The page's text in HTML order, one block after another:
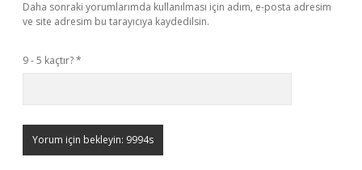
Daha sonraki yorumlarımda kullanılması için adım, e-posta adresim
ve site adresim bu tarayıcıya kaydedilsin.
9 - 5 kaçtır?*